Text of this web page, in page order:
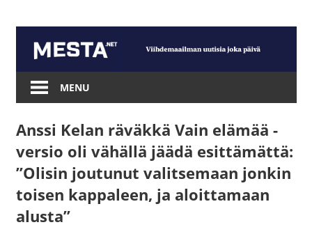
content
Mesta.net
MENU
Anssi Kelan räväkkä Vain elämää -
versio oli vähällä jäädä esittämättä:
”Olisin joutunut valitsemaan jonkin
toisen kappaleen, ja aloittamaan
alusta”